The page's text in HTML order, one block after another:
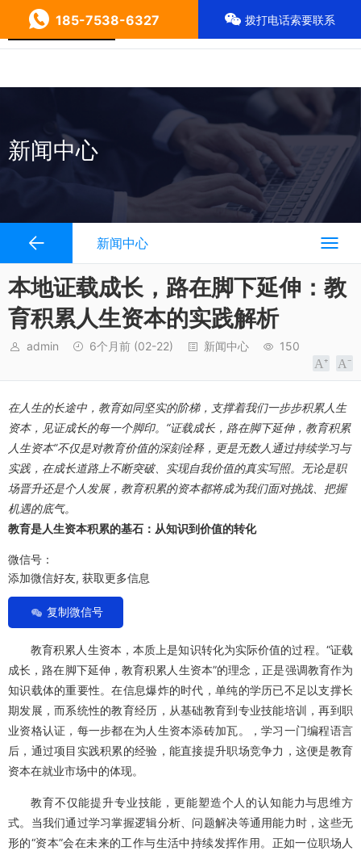
新闻中心
新闻中心
本地证载成长，路在脚下延伸：教
育积累人生资本的实践解析
admin 6个月前 (02-22) 新闻中心 150
在人生的长途中，教育如同坚实的阶梯，支撑着我们一步步积累人生
资本，见证成长的每一个脚印。“证载成长，路在脚下延伸，教育积累
人生资本”不仅是对教育价值的深刻诠释，更是无数人通过持续学习与
实践，在成长道路上不断突破、实现自我价值的真实写照。无论是职
场晋升还是个人发展，教育积累的资本都将成为我们面对挑战、把握
机遇的底气。
教育是人生资本积累的基石：从知识到价值的转化
微信号：
添加微信好友, 获取更多信息
复制微信号
教育积累人生资本，本质上是知识转化为实际价值的过程。“证载
成长，路在脚下延伸，教育积累人生资本”的理念，正是强调教育作为
知识载体的重要性。在信息爆炸的时代，单纯的学历已不足以支撑长
期发展，而系统性的教育经历，从基础教育到专业技能培训，再到职
业资格认证，每一步都在为人生资本添砖加瓦。，学习一门编程语言
后，通过项目实践积累的经验，能直接提升职场竞争力，这便是教育
资本在就业市场中的体现。
教育不仅能提升专业技能，更能塑造个人的认知能力与思维方
式。当我们通过学习掌握逻辑分析、问题解决等通用能力时，这些无
形的“资本”会在未来的工作与生活中持续发挥作用。正如一位职场人
185-7538-6327 拨打电话索要联系